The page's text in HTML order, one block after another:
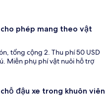
phép mang theo vật
tổng cộng 2. Thu phí 50 USD
Miễn phụ phí vật nuôi hỗ trợ
đậu xe trong khuôn viên